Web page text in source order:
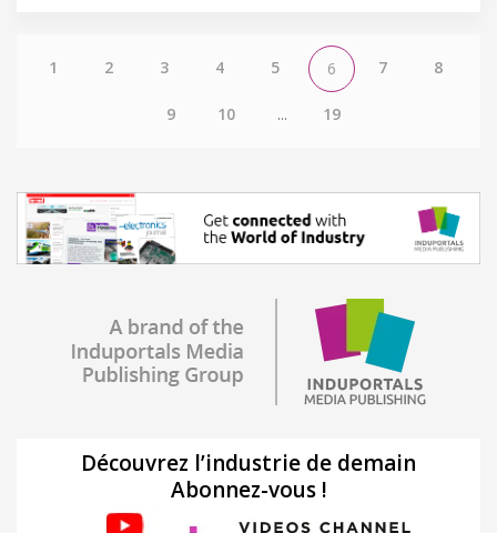
1 2 3 4 5 6 7 8
9 10 ... 19
Découvrez l’industrie de demain
Abonnez-vous !